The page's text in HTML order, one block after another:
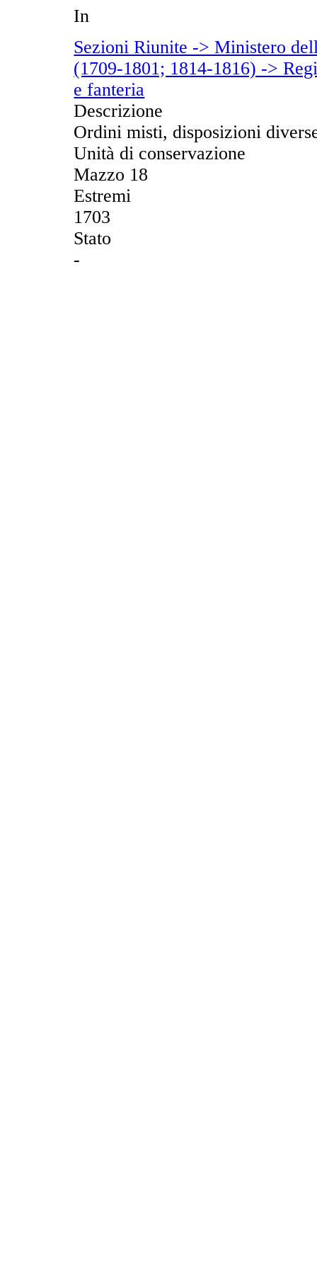
In
Sezioni Riunite -> Ministero
(1709-1801; 1814-1816) ->
e fanteria
Descrizione
Ordini misti, disposizioni
Unità di conservazione
Mazzo 18
Estremi
1703
Stato
-